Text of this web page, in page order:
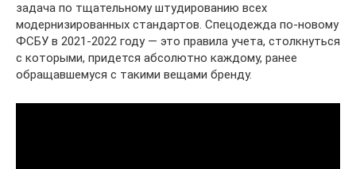
задача по тщательному штудированию всех
модернизированных стандартов. Спецодежда по-новому
ФСБУ в 2021-2022 году — это правила учета, столкнуться
с которыми, придется абсолютно каждому, ранее
обращавшемуся с такими вещами бренду.